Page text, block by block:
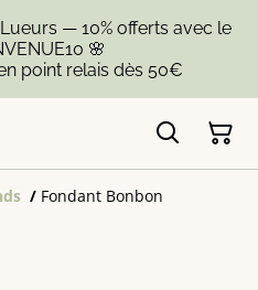
— 10% offerts avec le
🌸
point relais dès 50€
/ Fondant Bonbon